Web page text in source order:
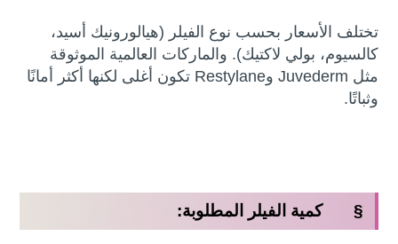
تختلف الأسعار بحسب نوع الفيلر (هيالورونيك أسيد،
كالسيوم، بولي لاكتيك). والماركات العالمية الموثوقة
مثل Juvederm وRestylane تكون أغلى لكنها أكثر أمانًا
وثباتًا.
§ كمية الفيلر المطلوبة: